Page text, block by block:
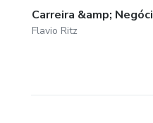
Carreira &amp;
Flavio Ritz